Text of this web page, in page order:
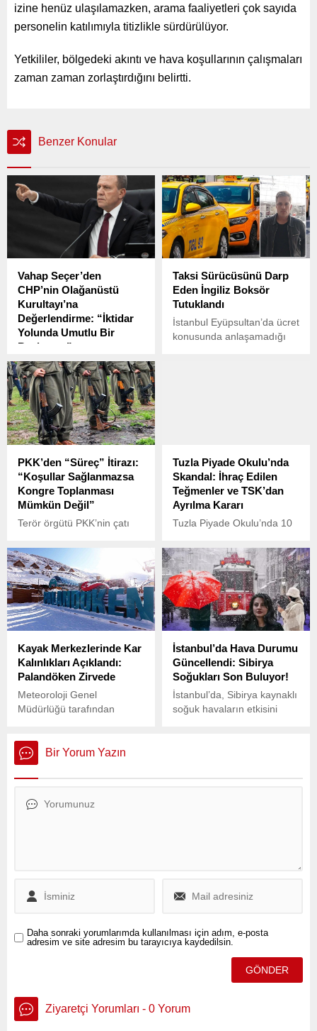
izine henüz ulaşılamazken, arama faaliyetleri çok sayıda
personelin katılımıyla titizlikle sürdürülüyor.
Yetkililer, bölgedeki akıntı ve hava koşullarının çalışmaları
zaman zaman zorlaştırdığını belirtti.
Benzer Konular
Vahap Seçer’den
CHP’nin Olağanüstü
Kurultayı’na
Değerlendirme: “İktidar
Yolunda Umutlu Bir
Başlangıç”
Mersin Büyükşehir Belediye
Başkanı Vahap Seçer,
CHP’nin 21. Olağanüstü
Kurultayı ile ilgili önemli
değerlendirmelerde
bulundu.
Taksi Sürücüsünü Darp
Eden İngiliz Boksör
Tutuklandı
İstanbul Eyüpsultan’da ücret
konusunda anlaşamadığı
PKK’den “Süreç” İtirazı:
“Koşullar Sağlanmazsa
Kongre Toplanması
Mümkün Değil”
Terör örgütü PKK’nin çatı
başkanlarından Cemil
Bayık, Abdullah Öcalan’ın
“PKK kendini feshetmeli ve
silah bırakmalıdır”
şeklindeki çağrısına yanıt
verdi.
Tuzla Piyade Okulu’nda
Skandal: İhraç Edilen
Teğmenler ve TSK’dan
Ayrılma Kararı
Tuzla Piyade Okulu’nda 10
anma töreninde yakasında
Atatürk fotoğrafı taşımayan
bir teğmene tepki gösteren
4 teğmen, Türk Silahlı
Kuvvetleri’nden (TSK) ihraç
edilmişti.
Kayak Merkezlerinde Kar
Kalınlıkları Açıklandı:
Palandöken Zirvede
Meteoroloji Genel
Müdürlüğü tarafından
merkezlerinde kar
kalınlıkları belirlendi.
İstanbul’da Hava Durumu
Güncellendi: Sibirya
Soğukları Son Buluyor!
İstanbul’da, Sibirya kaynaklı
soğuk havaların etkisini
Bir Yorum Yazın
Daha sonraki yorumlarımda kullanılması için adım, e-posta
adresim ve site adresim bu tarayıcıya kaydedilsin.
Ziyaretçi Yorumları - 0 Yorum